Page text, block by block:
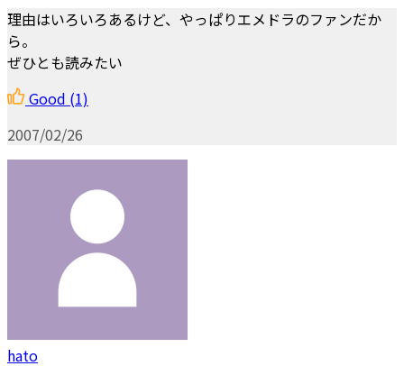
理由はいろいろあるけど、やっぱりエメドラのファンだか
ら。
ぜひとも読みたい
Good (1)
2007/02/26
hato